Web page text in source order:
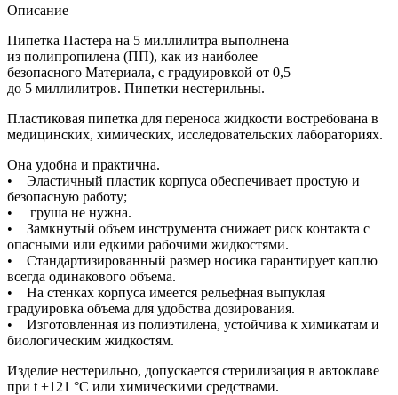
Описание
Пипетка Пастера на 5 миллилитра выполнена
из полипропилена (ПП), как из наиболее
безопасного Материала, с градуировкой от 0,5
до 5 миллилитров. Пипетки нестерильны.
Пластиковая пипетка для переноса жидкости востребована в
медицинских, химических, исследовательских лабораториях.
Она удобна и практична.
• Эластичный пластик корпуса обеспечивает простую и
безопасную работу;
• груша не нужна.
• Замкнутый объем инструмента снижает риск контакта с
опасными или едкими рабочими жидкостями.
• Стандартизированный размер носика гарантирует каплю
всегда одинакового объема.
• На стенках корпуса имеется рельефная выпуклая
градуировка объема для удобства дозирования.
• Изготовленная из полиэтилена, устойчива к химикатам и
биологическим жидкостям.
Изделие нестерильно, допускается стерилизация в автоклаве
при t +121 °С или химическими средствами.